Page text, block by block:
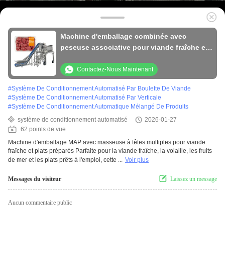
Machine d'emballage combinée avec
peseuse associative pour viande fraîche et
Contactez-Nous Maintenant
#Système De Conditionnement Automatisé Par Boulette De Viande
#Système De Conditionnement Automatisé Par Verticale
#Système De Conditionnement Automatique Mélangé De Produits
système de conditionnement automatisé
2026-01-27
62 points de vue
Machine d'emballage MAP avec masseuse à têtes multiples pour viande
fraîche et plats préparés Parfaite pour la viande fraîche, la volaille, les fruits
de mer et les plats prêts à l'emploi, cette ... Voir plus
Messages du visiteur Laissez un message
Aucun commentaire public